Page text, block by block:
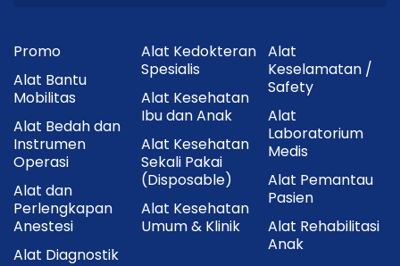
Promo
Alat Bantu
Mobilitas
Alat Bedah dan
Instrumen
Operasi
Alat dan
Perlengkapan
Anestesi
Alat Diagnostik
Alat Kedokteran
Spesialis
Alat Kesehatan
Ibu dan Anak
Alat Kesehatan
Sekali Pakai
(Disposable)
Alat Kesehatan
Umum & Klinik
Alat
Keselamatan /
Safety
Alat
Laboratorium
Medis
Alat Pemantau
Pasien
Alat Rehabilitasi
Anak